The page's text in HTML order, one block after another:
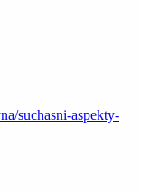
suchasni-aspekty-